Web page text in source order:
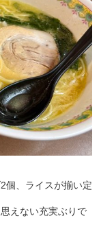
個、ライスが揃い定
えない充実ぶりで